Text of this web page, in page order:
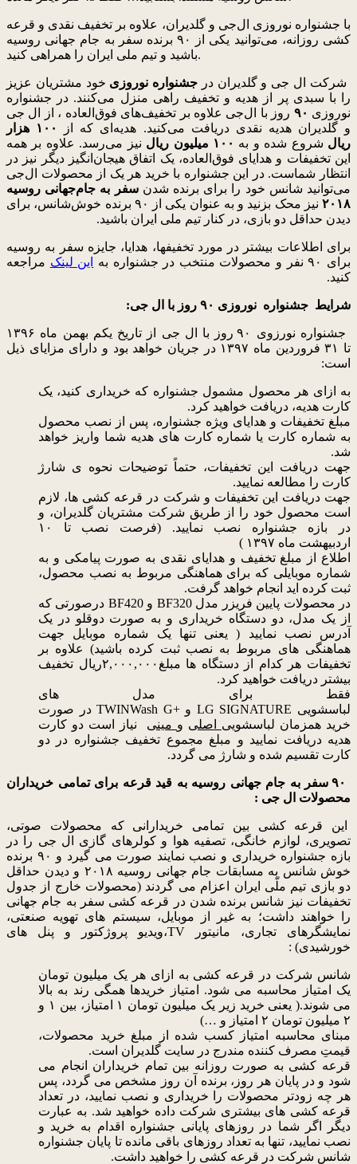
با جشنواره نوروزی ال‌جی و گلدیران، علاوه بر تخفیف نقدی و قرعه
کشی روزانه، می‌توانید یکی از ٩٠ برنده سفر به جام جهانی روسیه
باشید و تیم ملی ایران را همراهی کنید.
شرکت ال جی و گلدیران درجشنواره نوروزی خود مشتریان عزیز
را با سبدی پر از هدیه و تخفیف راهی منزل می‌کنند. در جشنواره
نوروزی ۹۰ روز با ال‌جی علاوه بر تخفیف‌های فوق‌العاده ، از ال جی
و گلدیران هدیه نقدی دریافت می‌کنید. هدیه‌ای که از
۱۰۰ هزار
ریال شروع شده و به ۱۰۰ میلیون ریال
نیز می‌رسد. علاوه بر همه
این تخفیفات و هدایای فوق‌العاده، یک اتفاق هیجان‌انگیز دیگر نیز در
انتظار شماست. در این جشنواره با خرید هر یک از محصولات ال‌جی
می‌توانید شانس خود را برای برنده شدنسفر به جام‌جهانی روسیه
۲۰۱۸
نیز محک بزنید و به عنوان یکی از ۹۰ برنده خوش‌شانس، برای
دیدن حداقل دو بازی، در کنار تیم ملی ایران باشید.
برای اطلاعات بیشتر در مورد تخفیفها، هدایا، جایزه سفر به روسیه
برای ۹۰ نفر و محصولات منتخب در جشنواره به
این لینک مراجعه
کنید.
شرایط جشنواره نوروزی ۹۰ روز با ال جی:
جشنواره نورزوی ۹۰ روز با ال جی از تاریخ یکم بهمن ماه ۱۳۹۶
تا ۳۱ فروردین ماه ۱۳۹۷ در جریان خواهد بود و دارای مزایای ذیل
است:
به ازای هر محصول مشمول جشنواره که خریداری کنید، یک
کارت هدیه، دریافت خواهید کرد.
مبلغ تخفیفات و هدایای ویژه جشنواره، پس از نصب محصول
به شماره کارت یا شماره کارت های هدیه شما واریز خواهد
شد.
جهت دریافت این تخفیفات، حتماً توضیحات نحوه ی شارژ
کارت را مطالعه نمایید.
جهت دریافت این تخفیفات و شرکت در قرعه کشی ها، لازم
است محصول خود را از طریق شرکت مشتریان گلدیران، و
در بازه جشنواره نصب نمایید. (فرصت نصب تا ۱۰
اردبیهشت ماه ۱۳۹۷ )
اطلاع از مبلغ تخفیف و هدایای نقدی به صورت پیامکی و به
شماره موبایلی که برای هماهنگی مربوط به نصب محصول،
ثبت کرده اید انجام خواهد گرفت.
در محصولات پایین فریزر مدلBF320 وBF420 درصورتی که
از یک مدل، دو دستگاه خریداری و به صورت دوقلو در یک
آدرس نصب نمایید ( یعنی تنها یک شماره موبایل جهت
هماهنگی های مربوط به نصب ثبت کرده باشید) علاوه بر
تخفیفات هر کدام از دستگاه ها مبلغ ۲,۰۰۰,۰۰۰ریال تخفیف
بیشتر دریافت خواهید کرد.
فقط برای مدل های
لباسشویی SIGNATURE
LG وTWINWash G+در صورت
خرید همزمان لباسشویی اصلی و مینی نیاز است دو کارت
هدیه دریافت نمایید و مبلغ مجموع تخفیف جشنواره در دو
کارت تقسیم شده و شارژ می گردد.
۹۰ سفر به جام جهانی روسیه به قید قرعه برای تمامی خریداران
محصولات ال جی :
این قرعه کشی بین تمامی خریدارانی که محصولات صوتی،
تصویری، لوازم خانگی، تصفیه هوا و کولرهای گازی ال جی را در
بازه جشنواره خریداری و نصب نمایند صورت می گیرد و ۹۰ برنده
خوش شانس به مسابقات جام جهانی روسیه ۲۰۱۸ و دیدن حداقل
دو بازی تیم ملّی ایران اعزام می گردند (محصولات خارج از جدول
تخفیفات نیز شانس برنده شدن در قرعه کشی سفر به جام جهانی
را خواهند داشت؛ به غیر از موبایل، سیستم های تهویه صنعتی،
نمایشگرهای تجاری، مانیتور TV،ویدیو پروژکتور و پنل های
خورشیدی) :
شانس شرکت در قرعه کشی به ازای هر یک میلیون تومان
یک امتیاز محاسبه می شود. امتیاز خریدها همگی رند به بالا
می شوند.( یعنی خرید زیر یک میلیون تومان ۱ امتیاز، بین ۱ و
۲ میلیون تومان ۲ امتیاز و
…
)
مبنای محاسبه امتیاز کسب شده از مبلغ خرید محصولات،
قیمتِ مصرف کننده مندرج در سایت گلدیران است.
قرعه کشی به صورت روزانه بین تمام خریداران انجام می
شود و در پایان هر روز، برنده آن روز مشخص می گردد، پس
هر چه زودتر محصولات را خریداری و نصب نمایید، در تعداد
قرعه کشی های بیشتری شرکت داده خواهید شد. به عبارت
دیگر اگر شما در روزهای پایانی جشنواره اقدام به خرید و
نصب نمایید، تنها به تعداد روزهای باقی مانده تا پایان جشنواره
شانس شرکت در قرعه کشی را خواهید داشت.